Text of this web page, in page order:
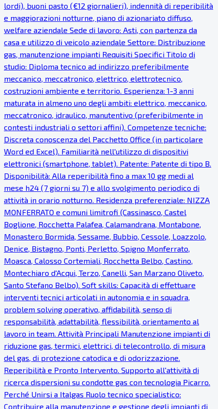
lordi), buoni pasto (€12 giornalieri), indennità di reperibilità
e maggiorazioni notturne, piano di azionariato diffuso,
welfare aziendale Sede di lavoro: Asti, con partenza da
casa e utilizzo di veicolo aziendale Settore: Distribuzione
gas, manutenzione impianti Requisiti Specifici Titolo di
studio: Diploma tecnico ad indirizzo preferibilmente
meccanico, meccatronico, elettrico, elettrotecnico,
costruzioni ambiente e territorio. Esperienza: 1-3 anni
maturata in almeno uno degli ambiti: elettrico, meccanico,
meccatronico, idraulico, manutentivo (preferibilmente in
contesti industriali o settori affini). Competenze tecniche:
Discreta conoscenza del Pacchetto Office (in particolare
Word ed Excel). Familiarità nell'utilizzo di dispositivi
elettronici (smartphone, tablet). Patente: Patente di tipo B.
Disponibilità: Alla reperibilità fino a max 10 gg medi al
mese h24 (7 giorni su 7) e allo svolgimento periodico di
attività in orario notturno. Residenza preferenziale: NIZZA
MONFERRATO e comuni limitrofi (Cassinasco, Castel
Boglione, Rocchetta Palafea, Calamandrana, Montabone,
Monastero Bormida, Sessame, Bubbio, Cessole, Loazzolo,
Denice, Bistagno, Ponti, Perletto, Spigno Monferrato,
Moasca, Calosso Cortemiali, Rocchetta Belbo, Castino,
Montechiaro d'Acqui, Terzo, Canelli, San Marzano Oliveto,
Santo Stefano Belbo). Soft skills: Capacità di effettuare
interventi tecnici articolati in autonomia e in squadra,
problem solving operativo, affidabilità, senso di
responsabilità, adattabilità, flessibilità, orientamento al
lavoro in team. Attività Principali Manutenzione impianti di
riduzione gas, termici, elettrici, di telecontrollo, di misura
del gas, di protezione catodica e di odorizzazione.
Reperibilità e Pronto Intervento. Supporto all'attività di
ricerca dispersioni su condotte gas con tecnologia Picarro.
Perché Unirsi a Italgas Ruolo tecnico specialistico:
Contribuire alla manutenzione e gestione degli impianti di